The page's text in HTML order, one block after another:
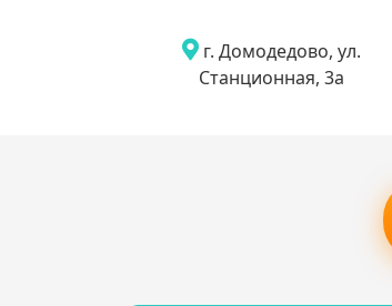
г. Домодедово, ул.
Станционная, 3а